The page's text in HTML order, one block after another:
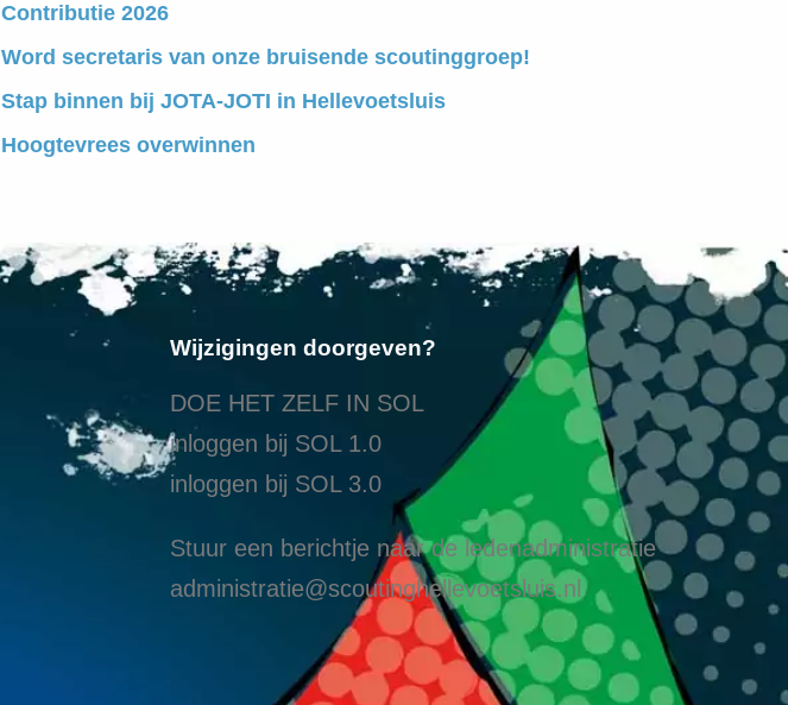
Contributie 2026
Word secretaris van onze bruisende scoutinggroep!
Stap binnen bij JOTA-JOTI in Hellevoetsluis
Hoogtevrees overwinnen
Wijzigingen doorgeven?
DOE HET ZELF IN SOL
inloggen bij SOL 1.0
inloggen bij SOL 3.0
Stuur een berichtje naar de ledenadministratie
administratie@scoutinghellevoetsluis.nl